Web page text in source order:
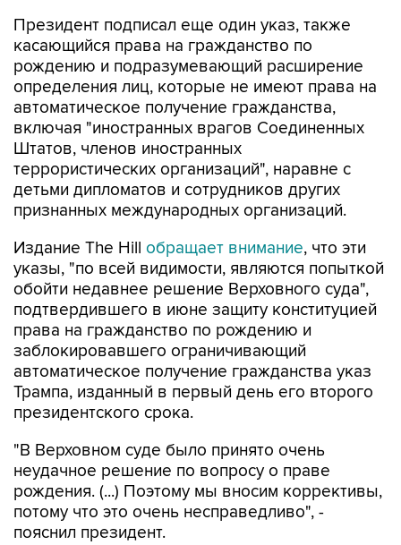
Президент подписал еще один указ, также
касающийся права на гражданство по
рождению и подразумевающий расширение
определения лиц, которые не имеют права на
автоматическое получение гражданства,
включая "иностранных врагов Соединенных
Штатов, членов иностранных
террористических организаций", наравне с
детьми дипломатов и сотрудников других
признанных международных организаций.
Издание The Hill обращает внимание, что эти
указы, "по всей видимости, являются попыткой
обойти недавнее решение Верховного суда",
подтвердившего в июне защиту конституцией
права на гражданство по рождению и
заблокировавшего ограничивающий
автоматическое получение гражданства указ
Трампа, изданный в первый день его второго
президентского срока.
"В Верховном суде было принято очень
неудачное решение по вопросу о праве
рождения. (...) Поэтому мы вносим коррективы,
потому что это очень несправедливо", -
пояснил президент.